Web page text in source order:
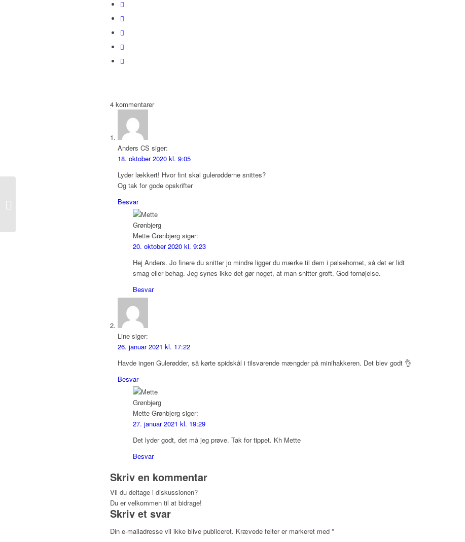
4 kommentarer
Anders CS siger:
18. oktober 2020 kl. 9:05
Lyder lækkert! Hvor fint skal gulerødderne snittes?
Og tak for gode opskrifter
Besvar
Mette Grønbjerg siger:
20. oktober 2020 kl. 9:23
Hej Anders. Jo finere du snitter jo mindre ligger du mærke til dem i pølsehornet, så det er lidt
smag eller behag. Jeg synes ikke det gør noget, at man snitter groft. God fornøjelse.
Besvar
Line siger:
26. januar 2021 kl. 17:22
Havde ingen Gulerødder, så kørte spidskål i tilsvarende mængder på minihakkeren. Det blev godt 👌
Besvar
Mette Grønbjerg siger:
27. januar 2021 kl. 19:29
Det lyder godt, det må jeg prøve. Tak for tippet. Kh Mette
Besvar
Skriv en kommentar
Vil du deltage i diskussionen?
Du er velkommen til at bidrage!
Skriv et svar
Din e-mailadresse vil ikke blive publiceret. Krævede felter er markeret med *